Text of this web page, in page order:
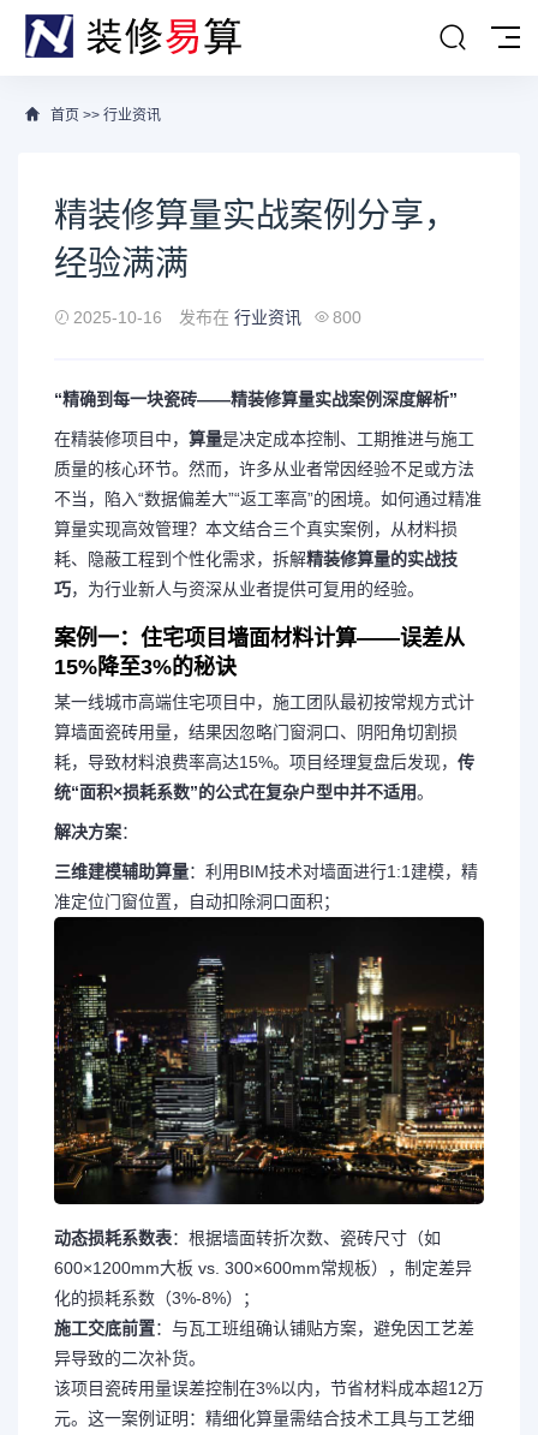
首页 >> 行业资讯
精装修算量实战案例分享，
经验满满
2025-10-16 发布在 行业资讯 800
“精确到每一块瓷砖——精装修算量实战案例深度解析”
在精装修项目中， 算量是决定成本控制、工期推进与施工
质量的核心环节。然而，许多从业者常因经验不足或方法
不当，陷入“数据偏差大”“返工率高”的困境。如何通过精准
算量实现高效管理？本文结合三个真实案例，从材料损
耗、隐蔽工程到个性化需求，拆解精装修算量的实战技
巧，为行业新人与资深从业者提供可复用的经验。
案例一：住宅项目墙面材料计算——误差从
15%降至3%的秘诀
某一线城市高端住宅项目中，施工团队最初按常规方式计
算墙面瓷砖用量，结果因忽略门窗洞口、阴阳角切割损
耗，导致材料浪费率高达15%。项目经理复盘后发现， 传
统“面积×损耗系数”的公式在复杂户型中并不适用。
解决方案：
三维建模辅助算量：利用BIM技术对墙面进行1:1建模，精
准定位门窗位置，自动扣除洞口面积；
动态损耗系数表：根据墙面转折次数、瓷砖尺寸（如
600×1200mm大板 vs. 300×600mm常规板），制定差异
化的损耗系数（3%-8%）；
施工交底前置：与瓦工班组确认铺贴方案，避免因工艺差
异导致的二次补货。
该项目瓷砖用量误差控制在3%以内，节省材料成本超12万
元。 这一案例证明：精细化算量需结合技术工具与工艺细